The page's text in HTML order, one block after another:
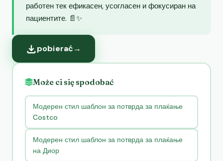
работен тек ефикасен, усогласен и фокусиран на
пациентите. 📄✨
pobierać→
Może ci się spodobać
Модерен стил шаблон за потврда за плаќање
Costco
Модерен стил шаблон за потврда за плаќање
на Диор